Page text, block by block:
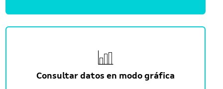
Consultar datos en modo gráfica